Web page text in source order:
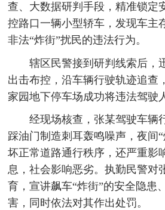
查、大数据研判手段，精准锁定
控路口一辆小型轿车，发现车主
非法“炸街”扰民的违法行为。
辖区民警接到研判线索后，
出击布控，沿车辆行驶轨迹追查
家园地下停车场成功将违法驾驶
经现场核查，张某驾驶车辆
踩油门制造刺耳轰鸣噪声，夜间
坏正常道路通行秩序，还严重影
息，社会影响恶劣。执勤民警对
育，宣讲飙车“炸街”的安全隐患
害，同时依法对其作出处罚。